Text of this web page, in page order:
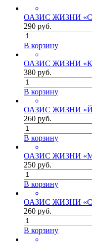
ОАЗИС ЖИЗНИ
290 руб.
В корзину
ОАЗИС ЖИЗНИ
380 руб.
В корзину
ОАЗИС ЖИЗНИ
260 руб.
В корзину
ОАЗИС ЖИЗНИ
250 руб.
В корзину
ОАЗИС ЖИЗНИ
260 руб.
В корзину